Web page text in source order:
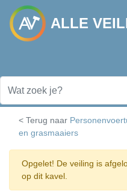
ALLE
< Terug naar
en grasmaaiers
Opgelet! De veiling is
op dit kavel.